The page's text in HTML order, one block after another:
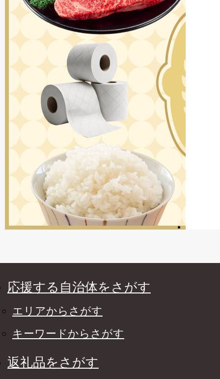
応援する自治体をさがす
エリアからさがす
キーワードからさがす
返礼品をさがす